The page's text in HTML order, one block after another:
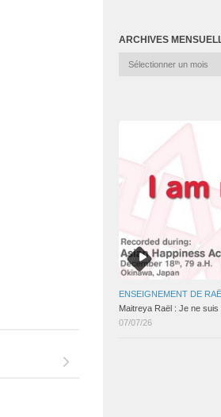
ARCHIVES
Archives
ENSEIGNEMENT DE
Maitreya Raël : Je ne
07/07/26